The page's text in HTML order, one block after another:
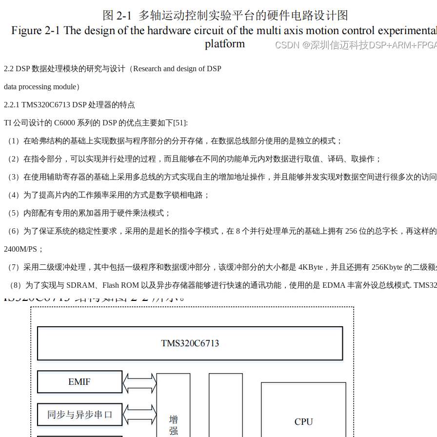
2.2 DSP 数据处理模块的研究与设计（Research and design of DSP
data processing module）
2.2.1 TMS320C6713 DSP 处理器的特点
TI 公司设计的 C6000 系列的 DSP 的优点主要如下[51]:
（1）在哈弗结构的基础上实现数据与程序部分的分开存储，在数据总线部分使用的是独立的模式；
（2）在指令部分，可以实现并行处理的过程，而且能够在不同的功能单元内对数据进行取值、译码、取操作；
（3）在使用辅助寄存器的基础上采用多总线的方式实现自主的增加地址操作，并且能够并发实现对数据空间进行很多次的访
（4）为了提高片内的工作频率采用的方式是数字锁相电路；
（5）内部配有专用的累加器用于硬件乘法模式；
（6）为了保证系统的稳定性要求，采用的是超长的指令字模式，在 8 个并行处理单元的基础上拥有 256 位的总字长，再这样
2400M/PS；
（7）采用二级缓冲处理，其中包括一级程序和数据缓冲部分，该缓冲部分的大小都是 4KByte，并且还拥有 256Kbyte 的二级
（8）为了实现与 SDRAM、Flash ROM 以及异步存储器能够进行快速的通讯功能，使用的是 EDMA 丰富外设总线模式.